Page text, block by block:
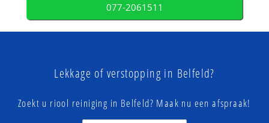
077-2061511
Lekkage of verstopping in Belfeld?
Zoekt u riool reiniging in Belfeld? Maak nu een afspraak!